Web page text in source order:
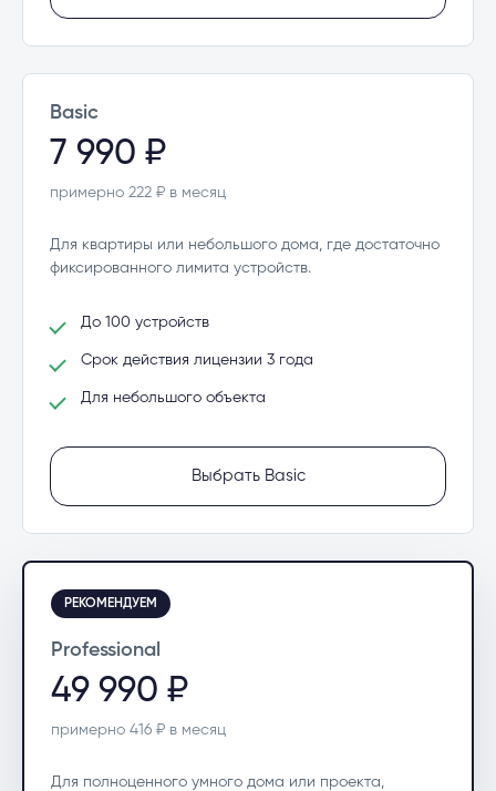
Basic
7 990 ₽
примерно 222 ₽ в месяц
Для квартиры или небольшого дома, где достаточно
фиксированного лимита устройств.
До 100 устройств
Срок действия лицензии 3 года
Для небольшого объекта
Выбрать Basic
РЕКОМЕНДУЕМ
Professional
49 990 ₽
примерно 416 ₽ в месяц
Для полноценного умного дома или проекта,